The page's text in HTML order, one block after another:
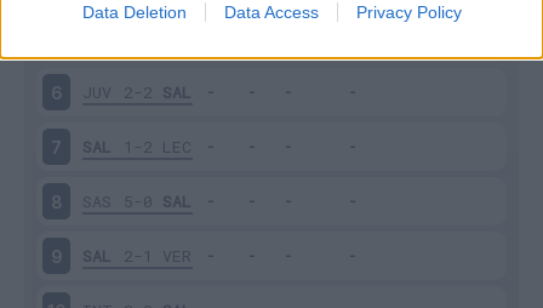
Data Deletion Data Access Privacy Policy
6 JUV 2-2 SAL
7 SAL 1-2 LEC
8 SAS 5-0 SAL
9 SAL 2-1 VER